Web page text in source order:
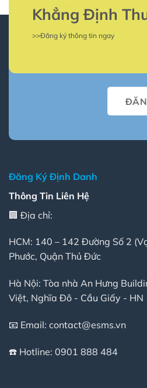
doanh
nghiệp
thực
Khẳng Định
>>Đăng ký thông tin ngay
Đăng Ký Định Danh
Thông Tin Liên Hệ
🏢 Địa chỉ:
HCM: 140 – 142 Đường Số 2
Phước, Quận Thủ Đức
Hà Nội: Tòa nhà An Hưng
Việt, Nghĩa Đô - Cầu Giấy - HN
📧 Email: contact@esms.vn
☎️ Hotline: 0901 888 484